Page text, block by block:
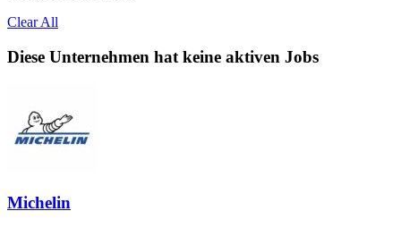
Clear All
Diese Unternehmen hat keine aktiven Jobs
Michelin